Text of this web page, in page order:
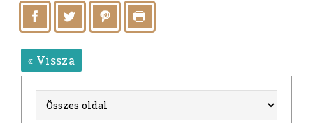
« Vissza